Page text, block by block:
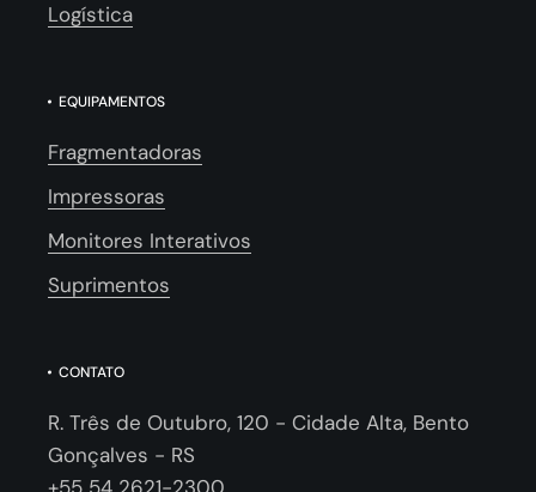
Logística
EQUIPAMENTOS
Fragmentadoras
Impressoras
Monitores Interativos
Suprimentos
CONTATO
R. Três de Outubro, 120 - Cidade Alta, Bento
Gonçalves - RS